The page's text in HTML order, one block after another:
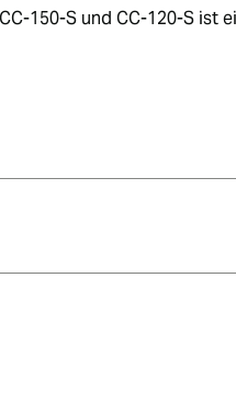
150-S und CC-120-S ist